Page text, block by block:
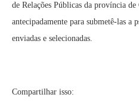
de Relações Públicas da província
antecipadamente para submetê-las a
enviadas e selecionadas.
Compartilhar isso: